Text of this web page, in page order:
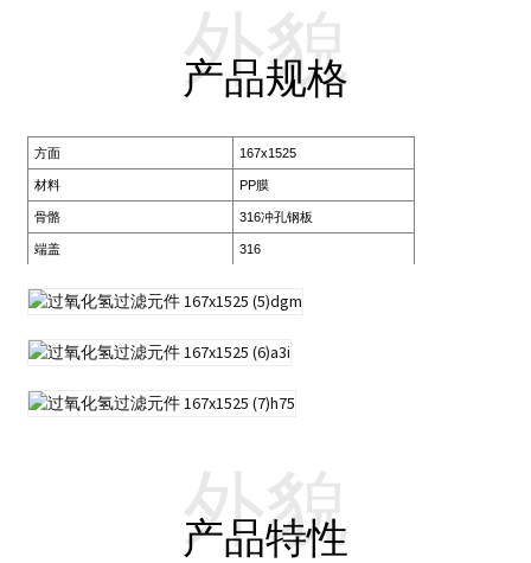
产品规格
外貌
方面 167x1525
材料 PP膜
骨骼 316冲孔钢板
端盖 316
产品特性
外貌